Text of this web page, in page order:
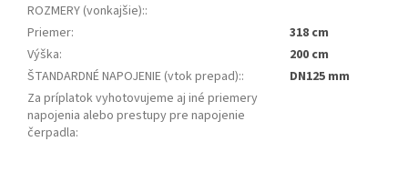
ROZMERY (vonkajšie)::
Priemer:
318 cm
Výška:
200 cm
ŠTANDARDNÉ NAPOJENIE (vtok prepad)::
DN125 mm
Za príplatok vyhotovujeme aj iné priemery
napojenia alebo prestupy pre napojenie
čerpadla: